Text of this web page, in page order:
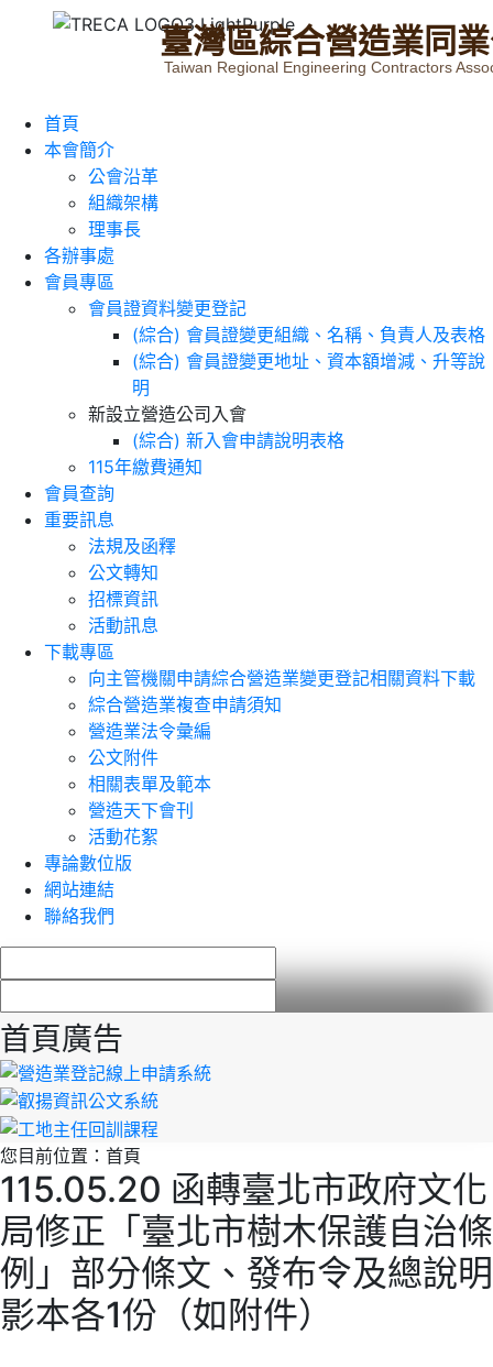
臺灣區綜合營造業同業
Taiwan Regional Engineering Contractors
首頁
本會簡介
公會沿革
組織架構
理事長
各辦事處
會員專區
會員證資料變更登記
(綜合) 會員證變更組織、名稱、負責人及表格
(綜合) 會員證變更地址、資本額增減、升等說
明
新設立營造公司入會
(綜合) 新入會申請說明表格
115年繳費通知
會員查詢
重要訊息
法規及函釋
公文轉知
招標資訊
活動訊息
下載專區
向主管機關申請綜合營造業變更登記相關資料下載
綜合營造業複查申請須知
營造業法令彙編
公文附件
相關表單及範本
營造天下會刊
活動花絮
專論數位版
網站連結
聯絡我們
首頁廣告
您目前位置： 首頁
115.05.20 函轉臺北市政府文化
局修正「臺北市樹木保護自治條
例」部分條文、發布令及總說明
影本各1份（如附件）